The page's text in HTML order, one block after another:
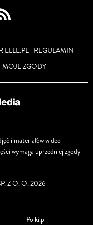
ELLE.PL
REGULAMIN
MOJE ZGODY
i materiałów wideo
wymaga uprzedniej zgody
Z O. O. 2026
Polki.pl